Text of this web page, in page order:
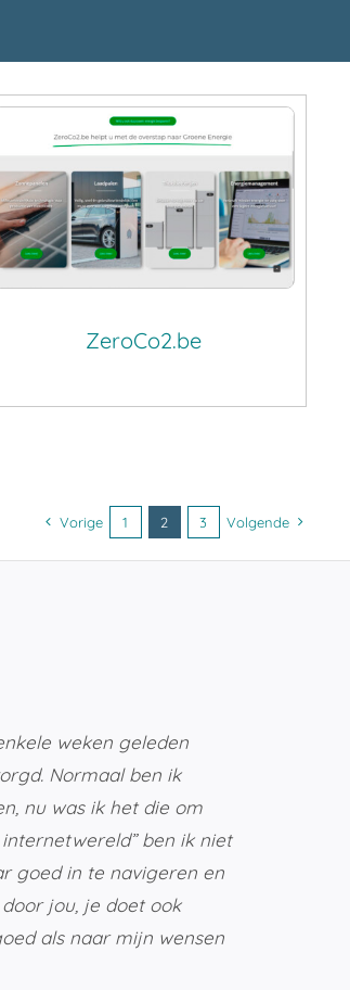
ZeroCo2.be
Vorige 1 2 3 Volgende
weken geleden
Normaal ben ik
nu was ik het die om
ben ik niet
goed in te navigeren en
jou, je doet ook
als naar mijn wensen